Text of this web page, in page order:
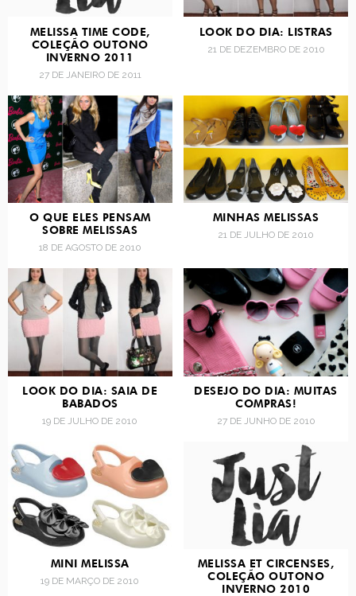
MELISSA TIME CODE,
COLEÇÃO OUTONO
INVERNO 2011
27 DE JANEIRO DE 2011
LOOK DO DIA: LISTRAS
21 DE DEZEMBRO DE 2010
O QUE ELES PENSAM
SOBRE MELISSAS
18 DE AGOSTO DE 2010
MINHAS MELISSAS
21 DE JULHO DE 2010
LOOK DO DIA: SAIA DE
BABADOS
19 DE JULHO DE 2010
DESEJO DO DIA: MUITAS
COMPRAS!
27 DE JUNHO DE 2010
MINI MELISSA
19 DE MARÇO DE 2010
MELISSA ET CIRCENSES,
COLEÇÃO OUTONO
INVERNO 2010